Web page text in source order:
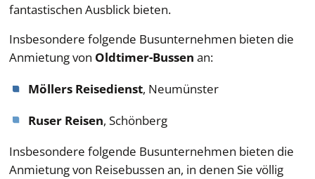
fantastischen Ausblick bieten.
Insbesondere folgende Busunternehmen bieten die
Anmietung von Oldtimer-Bussen an:
Möllers Reisedienst, Neumünster
Ruser Reisen, Schönberg
Insbesondere folgende Busunternehmen bieten die
Anmietung von Reisebussen an, in denen Sie völlig